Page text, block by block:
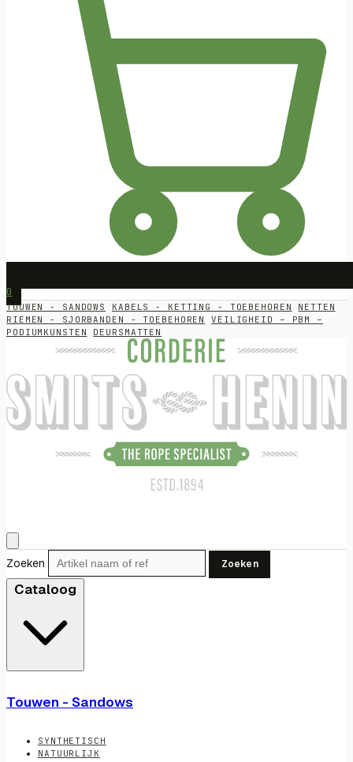
0
TOUWEN - SANDOWS KABELS - KETTING - TOEBEHOREN
NETTEN
RIEMEN - SJORBANDEN - TOEBEHOREN
VEILIGHEID – PBM –
PODIUMKUNSTEN
DEURSMATTEN
Zoeken Zoeken
Cataloog
Touwen - Sandows
SYNTHETISCH
NATUURLIJK